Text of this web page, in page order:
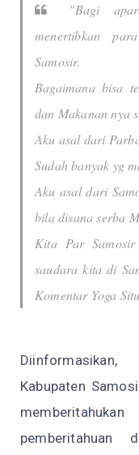
"Bagi
menertibkan
Samosir.
Bagaimana bisa
dan Makanan nya
Aku asal dari
Sudah banyak yg
Aku asal dari
bila disana serba
Kita Par Samosir
saudara kita di
Komentar Yoga
Kabupaten
pemberitahuan